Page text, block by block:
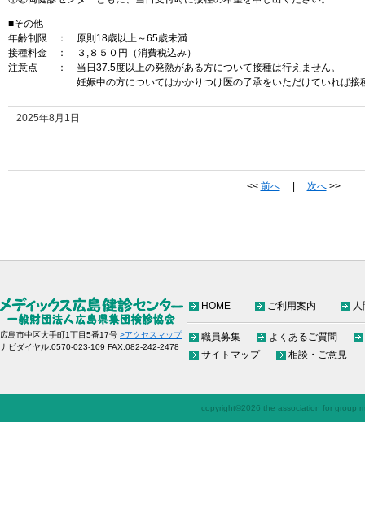
■その他
年齢制限 ： 原則18歳以上～65歳未満
接種料金 ： ３,８５０円（消費税込み）
注意点 ： 当日37.5度以上の発熱がある方について接種は行えません。
妊娠中の方についてはかかりつけ医の了承をいただけていれば接種
2025年8月1日
<< 前へ| 次へ>>
広島市中区大手町1丁目5番17号 >アクセスマップ
ナビダイヤル:0570-023-109 FAX:082-242-2478
HOME ご利用案内
職員募集
よくあるご質問
サイトマップ
相談・ご意見
copyright© 2026 the association for group